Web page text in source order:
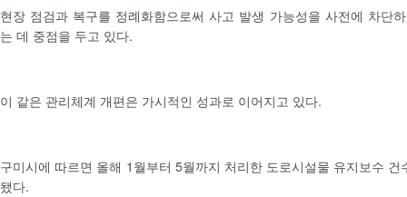
현장 점검과 복구를 정례화함으로써 사고 발생 가능성을 사전에 차단
는 데 중점을 두고 있다.
이 같은 관리체계 개편은 가시적인 성과로 이어지고 있다.
구미시에 따르면 올해 1월부터 5월까지 처리한 도로시설물 유지보수
됐다.